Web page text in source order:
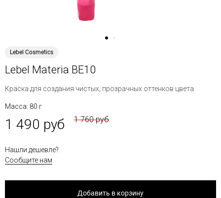
Lebel Cosmetics
Lebel Materia BE10
Краска для создания чистых, прозрачных оттенков цвета
Масса: 80 г
1 490 руб 1 760 руб
Нашли дешевле?
Сообщите нам
Добавить в корзину